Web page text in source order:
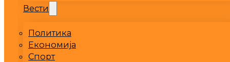
Вести
Политика
Економија
Спорт